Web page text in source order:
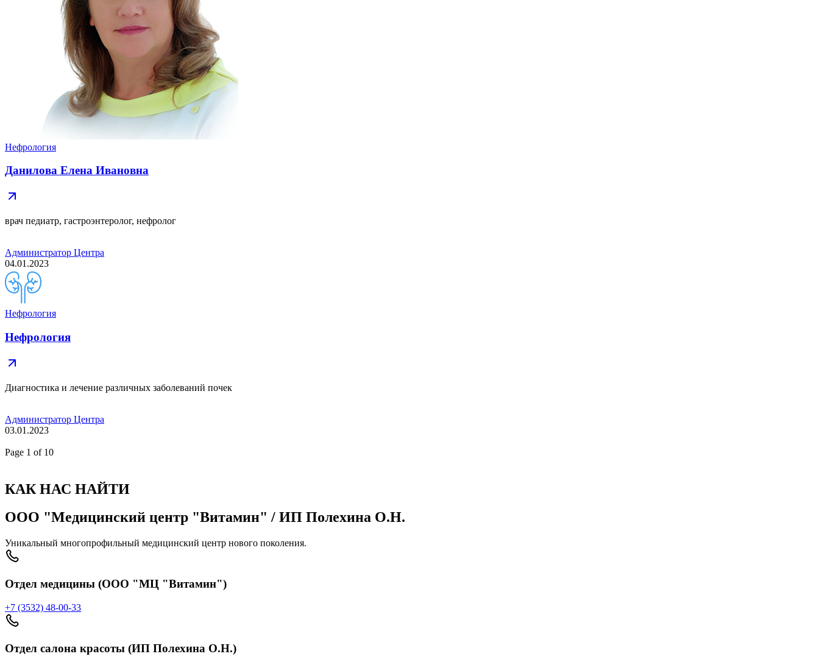
Нефрология
Данилова Елена Ивановна
врач педиатр, гастроэнтеролог, нефролог
Администратор Центра
04.01.2023
Нефрология
Нефрология
Диагностика и лечение различных заболеваний почек
Администратор Центра
03.01.2023
Page 1 of 10
КАК НАС НАЙТИ
ООО "Медицинский центр "Витамин" / ИП Полехина О.Н.
Уникальный многопрофильный медицинский центр нового поколения.
Отдел медицины (ООО "МЦ "Витамин")
+7 (3532) 48-00-33
Отдел салона красоты (ИП Полехина О.Н.)